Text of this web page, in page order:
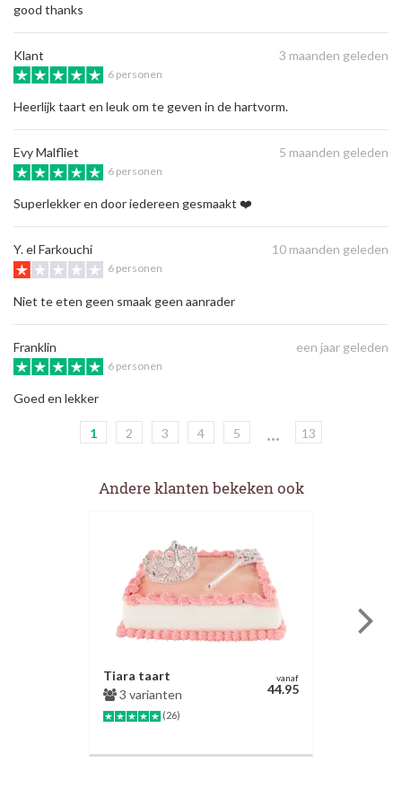
good thanks
Klant 3 maanden geleden
6 personen
Heerlijk taart en leuk om te geven in de hartvorm.
Evy Malfliet 5 maanden geleden
6 personen
Superlekker en door iedereen gesmaakt ❤️
Y. el Farkouchi 10 maanden geleden
6 personen
Niet te eten geen smaak geen aanrader
Franklin een jaar geleden
6 personen
Goed en lekker
1 2 3 4 5 ... 13
Andere klanten bekeken ook
Tiara taart
3 varianten
(26)
vanaf
44.95